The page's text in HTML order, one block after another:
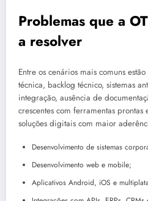
Problemas que a
a resolver
Entre os cenários mais comuns
técnica, backlog técnico, sistemas
integração, ausência de
crescentes com ferramentas
soluções digitais com maior
Desenvolvimento de sistemas
Desenvolvimento web e mobile;
Aplicativos Android, iOS e